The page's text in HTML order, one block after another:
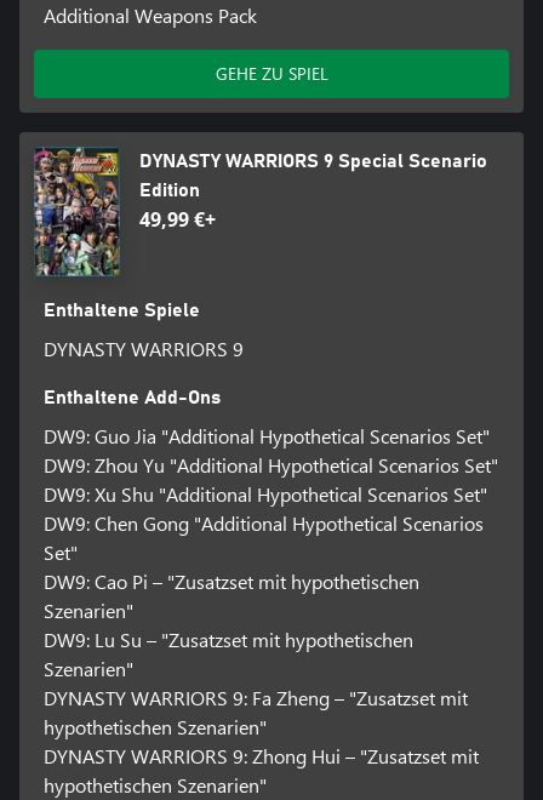
Additional Weapons Pack
GEHE ZU SPIEL
DYNASTY WARRIORS 9 Special Scenario
Edition
49,99 €+
Enthaltene Spiele
DYNASTY WARRIORS 9
Enthaltene Add-Ons
DW9: Guo Jia "Additional Hypothetical Scenarios Set"
DW9: Zhou Yu "Additional Hypothetical Scenarios Set"
DW9: Xu Shu "Additional Hypothetical Scenarios Set"
DW9: Chen Gong "Additional Hypothetical Scenarios
Set"
DW9: Cao Pi – "Zusatzset mit hypothetischen
Szenarien"
DW9: Lu Su – "Zusatzset mit hypothetischen
Szenarien"
DYNASTY WARRIORS 9: Fa Zheng – "Zusatzset mit
hypothetischen Szenarien"
DYNASTY WARRIORS 9: Zhong Hui – "Zusatzset mit
hypothetischen Szenarien"